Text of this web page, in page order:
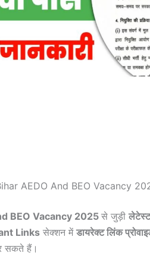
AEDO And BEO Vacancy
BEO Vacancy 2025से जुड़ी लेटेस्ट
Links सेक्शन में डायरेक्ट लिंक
सकते हैं।